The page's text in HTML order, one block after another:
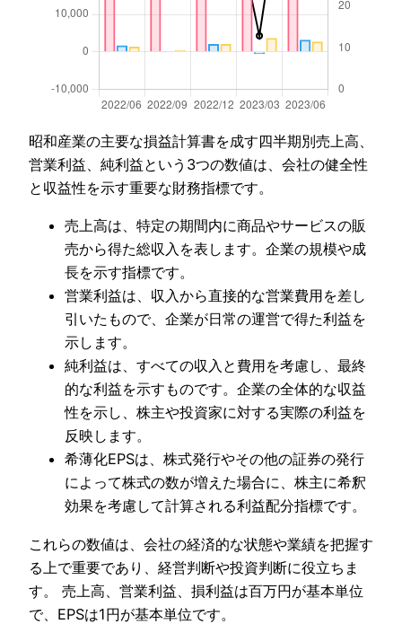
昭和産業の主要な損益計算書を成す四半期別売上高、
営業利益、純利益という3つの数値は、会社の健全性
と収益性を示す重要な財務指標です。
売上高は、特定の期間内に商品やサービスの販
売から得た総収入を表します。企業の規模や成
長を示す指標です。
営業利益は、収入から直接的な営業費用を差し
引いたもので、企業が日常の運営で得た利益を
示します。
純利益は、すべての収入と費用を考慮し、最終
的な利益を示すものです。企業の全体的な収益
性を示し、株主や投資家に対する実際の利益を
反映します。
希薄化EPSは、株式発行やその他の証券の発行
によって株式の数が増えた場合に、株主に希釈
効果を考慮して計算される利益配分指標です。
これらの数値は、会社の経済的な状態や業績を把握す
る上で重要であり、経営判断や投資判断に役立ちま
す。 売上高、営業利益、損利益は百万円が基本単位
で、EPSは1円が基本単位です。